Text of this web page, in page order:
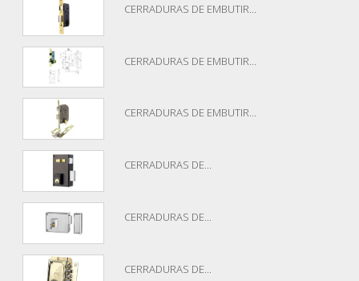
CERRADURAS DE EMBUTIR...
CERRADURAS DE EMBUTIR...
CERRADURAS DE EMBUTIR...
CERRADURAS DE...
CERRADURAS DE...
CERRADURAS DE...